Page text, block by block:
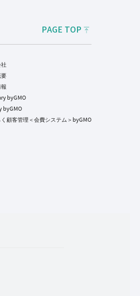
PAGE TOP
byGMO
byGMO
く顧客管理＜会費システム＞byGMO